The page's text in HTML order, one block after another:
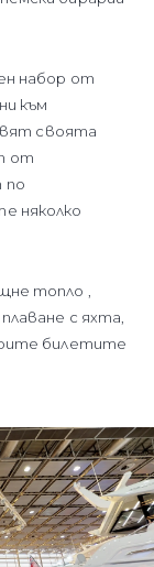
набор от
към
своята
от
по
няколко
топло ,
с яхта,
билетите